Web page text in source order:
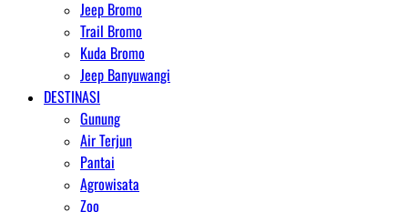
Jeep Bromo
Trail Bromo
Kuda Bromo
Jeep Banyuwangi
DESTINASI
Gunung
Air Terjun
Pantai
Agrowisata
Zoo